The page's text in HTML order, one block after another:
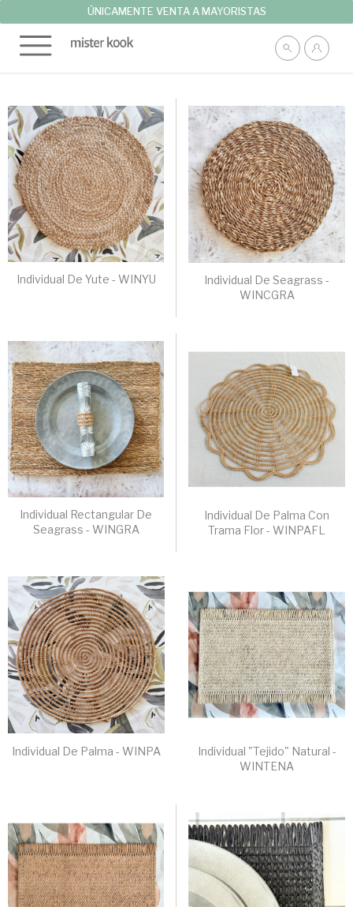
ÚNICAMENTE VENTA A MAYORISTAS
Individual De Yute - WINYU
Individual De Seagrass -
WINCGRA
Individual Rectangular De
Seagrass - WINGRA
Individual De Palma Con
Trama Flor - WINPAFL
Individual De Palma - WINPA
Individual "Tejido" Natural -
WINTENA